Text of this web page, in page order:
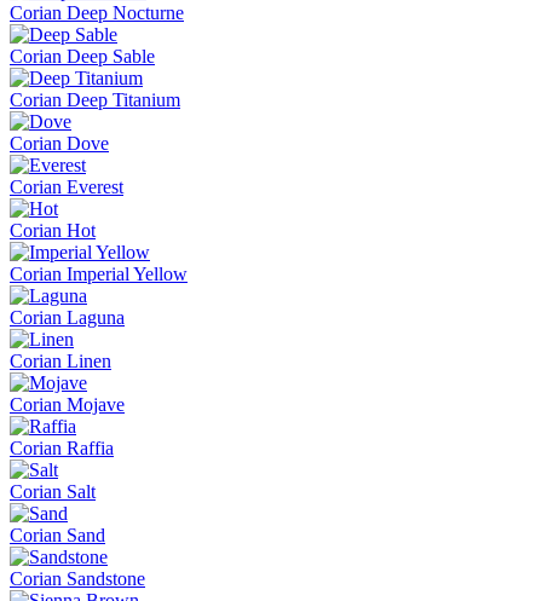
Corian Deep Nocturne
Corian Deep Sable
Corian Deep Titanium
Corian Dove
Corian Everest
Corian Hot
Corian Imperial Yellow
Corian Laguna
Corian Linen
Corian Mojave
Corian Raffia
Corian Salt
Corian Sand
Corian Sandstone